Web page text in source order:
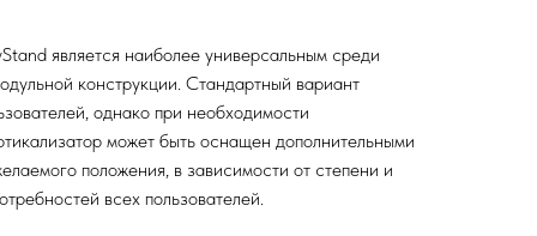
является наиболее универсальным среди
конструкции. Стандартный вариант
однако при необходимости
может быть оснащен дополнительными
положения, в зависимости от степени и
всех пользователей.